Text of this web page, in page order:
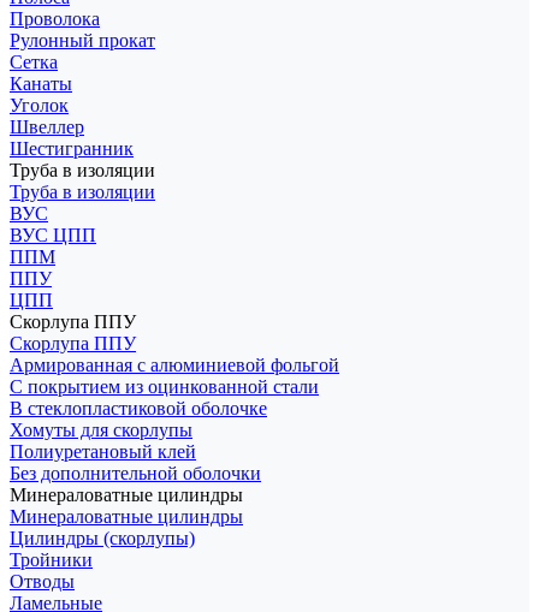
Проволока
Рулонный прокат
Сетка
Канаты
Уголок
Швеллер
Шестигранник
Труба в изоляции
Труба в изоляции
ВУС
ВУС ЦПП
ППМ
ППУ
ЦПП
Скорлупа ППУ
Скорлупа ППУ
Армированная с алюминиевой фольгой
С покрытием из оцинкованной стали
В стеклопластиковой оболочке
Хомуты для скорлупы
Полиуретановый клей
Без дополнительной оболочки
Минераловатные цилиндры
Минераловатные цилиндры
Цилиндры (скорлупы)
Тройники
Отводы
Ламельные